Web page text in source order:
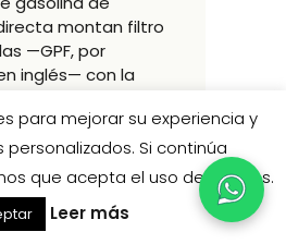
montan filtro
—GPF, por
inglés— con la
el mismo principio
aunque las
de escape más
para mejorar su experiencia y
Si continúa
que acepta el uso de cookies.
Leer más